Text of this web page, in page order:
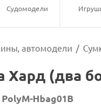
Судомодели
автомодели /
Хард (два
PolyM-Hbag01B